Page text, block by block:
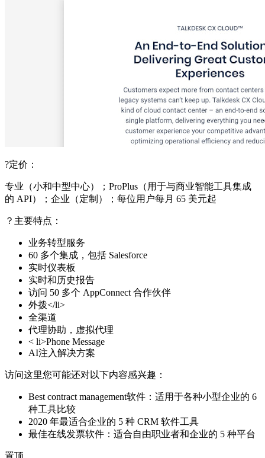
?定价：
专业（小和中型中心）；ProPlus（用于与商业智能工具集成
的 API）；企业（定制）；每位用户每月 65 美元起
？主要特点：
业务转型服务
60 多个集成，包括 Salesforce
实时仪表板
实时和历史报告
访问 50 多个 AppConnect 合作伙伴
外拨</li​​>
全渠道
代理协助，虚拟代理
< li>Phone Message
AI注入解决方案
访问这里您可能还对以下内容感兴趣：
Best contract management软件：适用于各种小型企业的 6
种工具比较
2020 年最适合企业的 5 种 CRM 软件工具
最佳在线发票软件：适合自由职业者和企业的 5 种平台
置顶